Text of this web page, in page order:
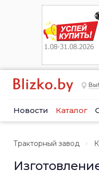
Новости Каталог
Тракторный завод